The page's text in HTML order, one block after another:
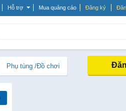
Hỗ trợ Mua quảng cáo Đăng ký
Phụ tùng /Đồ chơi